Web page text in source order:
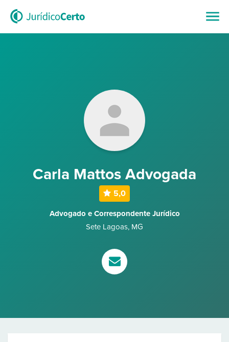
Carla Mattos Advogada
5,0
Advogado e Correspondente Jurídico
Sete Lagoas, MG